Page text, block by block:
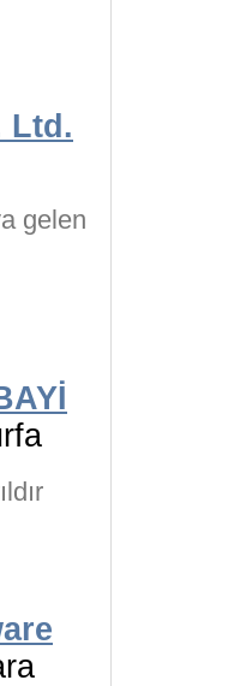
Ltd.
gelen